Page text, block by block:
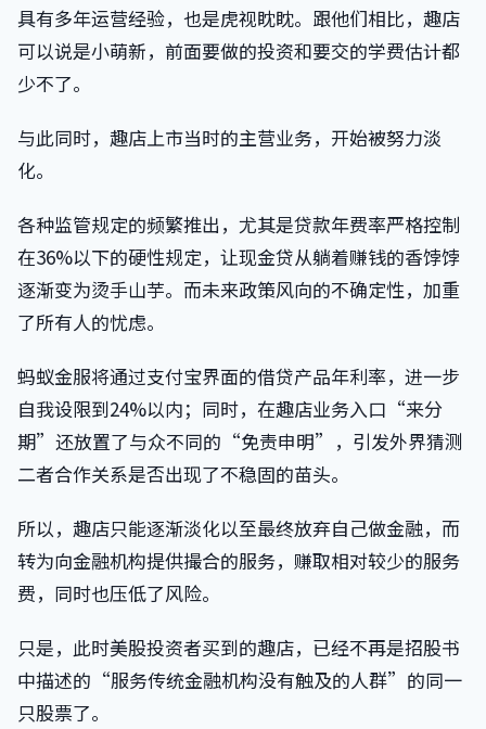
具有多年运营经验，也是虎视眈眈。跟他们相比，趣店
可以说是小萌新，前面要做的投资和要交的学费估计都
少不了。
与此同时，趣店上市当时的主营业务，开始被努力淡
化。
各种监管规定的频繁推出，尤其是贷款年费率严格控制
在36%以下的硬性规定，让现金贷从躺着赚钱的香饽饽
逐渐变为烫手山芋。而未来政策风向的不确定性，加重
了所有人的忧虑。
蚂蚁金服将通过支付宝界面的借贷产品年利率，进一步
自我设限到24%以内；同时，在趣店业务入口“来分
期”还放置了与众不同的“免责申明”，引发外界猜测
二者合作关系是否出现了不稳固的苗头。
所以，趣店只能逐渐淡化以至最终放弃自己做金融，而
转为向金融机构提供撮合的服务，赚取相对较少的服务
费，同时也压低了风险。
只是，此时美股投资者买到的趣店，已经不再是招股书
中描述的“服务传统金融机构没有触及的人群”的同一
只股票了。